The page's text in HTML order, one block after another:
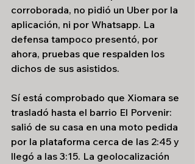
corroborada, no pidió un Uber por la
aplicación, ni por Whatsapp. La
defensa tampoco presentó, por
ahora, pruebas que respalden los
dichos de sus asistidos.
Sí está comprobado que Xiomara se
trasladó hasta el barrio El Porvenir:
salió de su casa en una moto pedida
por la plataforma cerca de las 2:45 y
llegó a las 3:15. La geolocalización